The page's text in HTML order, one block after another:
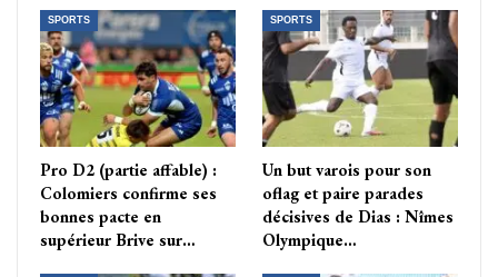
SPORTS
Pro D2 (partie affable) :
Colomiers confirme ses
bonnes pacte en
supérieur Brive sur…
SPORTS
Un but varois pour son
oflag et paire parades
décisives de Dias : Nîmes
Olympique…